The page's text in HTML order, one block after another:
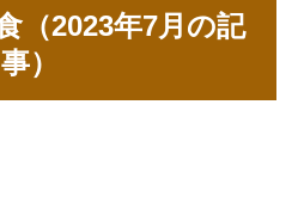
教育トップ
（2023年7月の記
事）